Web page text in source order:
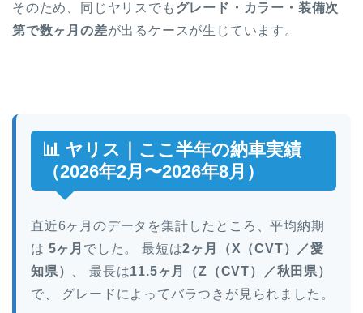
そのため、同じヤリスでも グレード・カラー・装備次
第で数ヶ月の差が出るケースが生じています。
📊 ヤリス｜ここ半年の納車実績
（2026年2月〜2026年8月）
直近6ヶ月のデータを集計したところ、平均納期
は 5ヶ月 でした。 最短は2ヶ月（X（CVT）／愛
知県）
、 最長は11.5ヶ月（Z（CVT）／秋田県）
で、 グレードによってバラつきが見られました。